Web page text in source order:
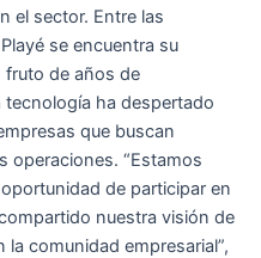
el sector. Entre las
se encuentra su
fruto de años de
ha despertado
que buscan
operaciones. “Estamos
de participar en
nuestra visión de
comunidad empresarial”,